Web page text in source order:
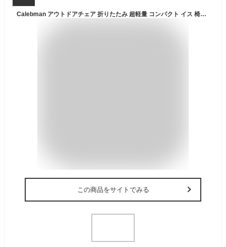
Calebman アウトドアチェア 折りたたみ 超軽量 コンパクト イス 椅子 収納袋付属 釣り 登山 携帯便利 キャンプ椅子 (Black)
この商品をサイトでみる